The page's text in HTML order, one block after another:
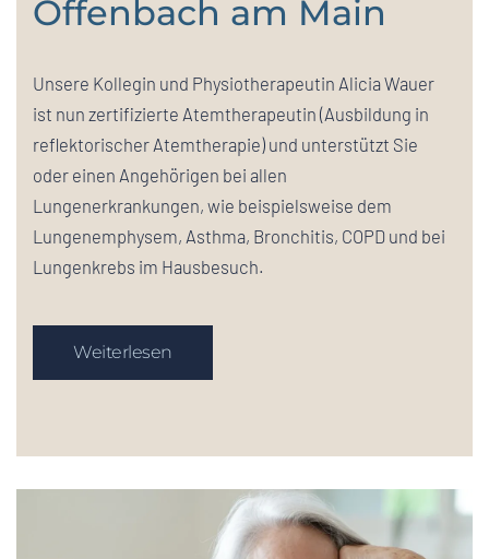
Offenbach am Main
Unsere Kollegin und Physiotherapeutin Alicia Wauer
ist nun zertifizierte Atemtherapeutin (Ausbildung in
reflektorischer Atemtherapie) und unterstützt Sie
oder einen Angehörigen bei allen
Lungenerkrankungen, wie beispielsweise dem
Lungenemphysem, Asthma, Bronchitis, COPD und bei
Lungenkrebs im Hausbesuch.
Weiterlesen